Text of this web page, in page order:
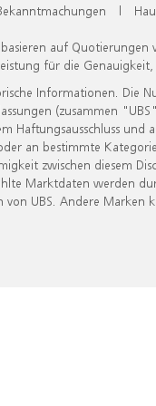
|
auf
für die
Informationen. Die
(zusammen
Haftungsausschluss
an bestimmte
zwischen diesem
Marktdaten werden
UBS. Andere Marken